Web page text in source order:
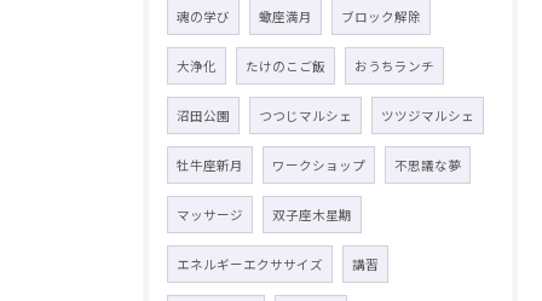
魂の学び 蠍座満月 ブロック解除
大浄化 たけのこご飯 おうちランチ
沼田公園 つつじマルシェ ツツジマルシェ
牡牛座新月 ワークショップ 不思議な夢
マッサージ 双子座木星期
エネルギーエクササイズ 講習